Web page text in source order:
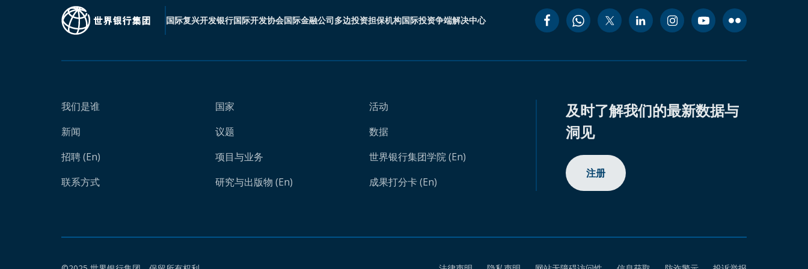
国际复兴开发银行国际开发协会国际金融公司多边投资担保机构国际投资争端解决中心
我们是谁
新闻
招聘 (En)
联系方式
国家
议题
项目与业务
研究与出版物 (En)
活动
数据
世界银行集团学院 (En)
成果打分卡 (En)
及时了解我们的最新数据与
洞见
注册